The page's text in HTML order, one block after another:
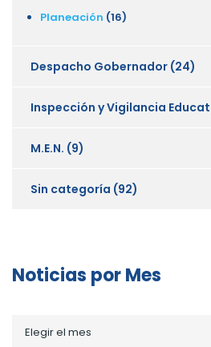
Planeación (16)
Despacho Gobernador (24)
Inspección y Vigilancia
M.E.N. (9)
Sin categoría (92)
Noticias por Mes
porElegir el mes